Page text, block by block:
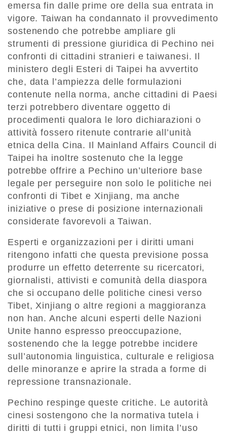
emersa fin dalle prime ore della sua entrata in
vigore. Taiwan ha condannato il provvedimento
sostenendo che potrebbe ampliare gli
strumenti di pressione giuridica di Pechino nei
confronti di cittadini stranieri e taiwanesi. Il
ministero degli Esteri di Taipei ha avvertito
che, data l’ampiezza delle formulazioni
contenute nella norma, anche cittadini di Paesi
terzi potrebbero diventare oggetto di
procedimenti qualora le loro dichiarazioni o
attività fossero ritenute contrarie all’unità
etnica della Cina. Il Mainland Affairs Council di
Taipei ha inoltre sostenuto che la legge
potrebbe offrire a Pechino un’ulteriore base
legale per perseguire non solo le politiche nei
confronti di Tibet e Xinjiang, ma anche
iniziative o prese di posizione internazionali
considerate favorevoli a Taiwan.
Esperti e organizzazioni per i diritti umani
ritengono infatti che questa previsione possa
produrre un effetto deterrente su ricercatori,
giornalisti, attivisti e comunità della diaspora
che si occupano delle politiche cinesi verso
Tibet, Xinjiang o altre regioni a maggioranza
non han. Anche alcuni esperti delle Nazioni
Unite hanno espresso preoccupazione,
sostenendo che la legge potrebbe incidere
sull’autonomia linguistica, culturale e religiosa
delle minoranze e aprire la strada a forme di
repressione transnazionale.
Pechino respinge queste critiche. Le autorità
cinesi sostengono che la normativa tutela i
diritti di tutti i gruppi etnici, non limita l’uso